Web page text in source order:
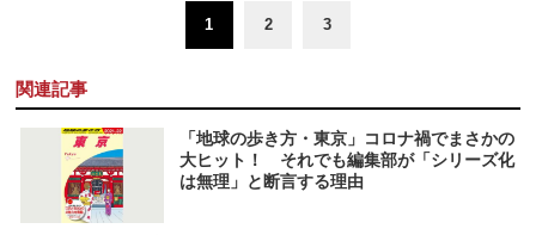
1 2 3
関連記事
「地球の歩き方・東京」コロナ禍でまさかの
大ヒット！ それでも編集部が「シリーズ化
は無理」と断言する理由